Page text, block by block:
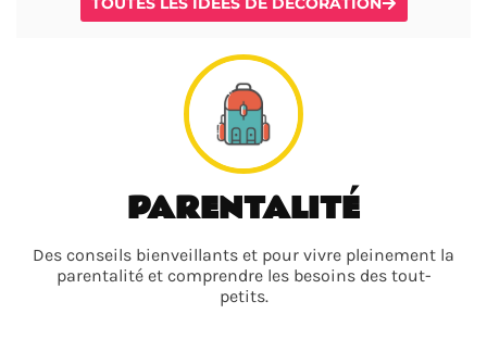
PARENTALITÉ
Des conseils bienveillants et pour vivre pleinement la
parentalité et comprendre les besoins des tout-
petits.